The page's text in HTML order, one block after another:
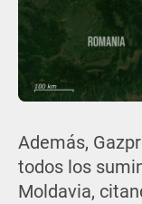
Además,
todos los
Moldavia,